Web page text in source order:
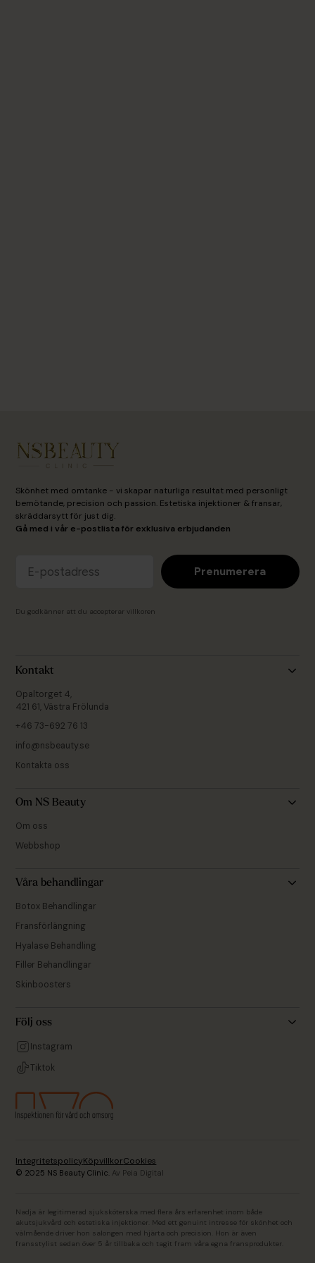
Skönhet med omtanke - vi skapar naturliga resultat med personligt
bemötande, precision och passion. Estetiska injektioner & fransar,
skräddarsytt för just dig.
Gå med i vår e-postlista för exklusiva erbjudanden
Prenumerera
Du godkänner att du accepterar villkoren
Kontakt
Opaltorget 4,
421 61, Västra Frölunda
+46 73-692 76 13
info@nsbeauty.se
Kontakta oss
Om NS Beauty
Om oss
Webbshop
Våra behandlingar
Botox Behandlingar
Fransförlängning
Hyalase Behandling
Filler Behandlingar
Skinboosters
Följ oss
Instagram
Tiktok
© 2025 NS Beauty Clinic. Av Peia Digital
IntegritetspolicyKöpvillkorCookies
Nadja är legitimerad sjuksköterska med flera års erfarenhet inom både
akutsjukvård och estetiska injektioner. Med ett genuint intresse för skönhet och
välmående driver hon salongen med hjärta och precision. Hon är även
fransstylist sedan över 5 år tillbaka och tagit fram våra egna fransprodukter.